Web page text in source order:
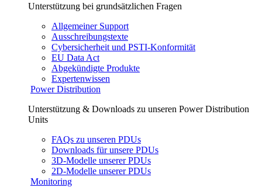
Unterstützung bei grundsätzlichen Fragen
Allgemeiner Support
Ausschreibungstexte
Cybersicherheit und PSTI-Konformität
EU Data Act
Abgekündigte Produkte
Expertenwissen
Power Distribution
Unterstützung & Downloads zu unseren Power Distribution
Units
FAQs zu unseren PDUs
Downloads für unsere PDUs
3D-Modelle unserer PDUs
2D-Modelle unserer PDUs
Monitoring